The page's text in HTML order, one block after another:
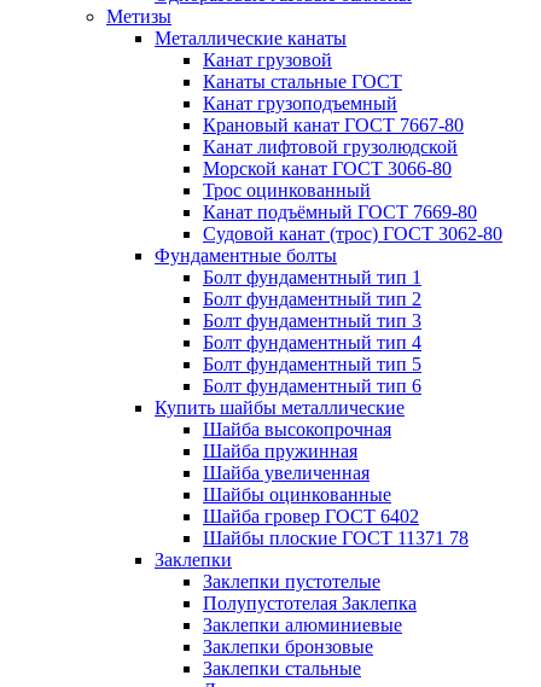
Метизы
Металлические канаты
Канат грузовой
Канаты стальные ГОСТ
Канат грузоподъемный
Крановый канат ГОСТ 7667-80
Канат лифтовой грузолюдской
Морской канат ГОСТ 3066-80
Трос оцинкованный
Канат подъёмный ГОСТ 7669-80
Судовой канат (трос) ГОСТ 3062-80
Фундаментные болты
Болт фундаментный тип 1
Болт фундаментный тип 2
Болт фундаментный тип 3
Болт фундаментный тип 4
Болт фундаментный тип 5
Болт фундаментный тип 6
Купить шайбы металлические
Шайба высокопрочная
Шайба пружинная
Шайба увеличенная
Шайбы оцинкованные
Шайба гровер ГОСТ 6402
Шайбы плоские ГОСТ 11371 78
Заклепки
Заклепки пустотелые
Полупустотелая Заклепка
Заклепки алюминиевые
Заклепки бронзовые
Заклепки стальные